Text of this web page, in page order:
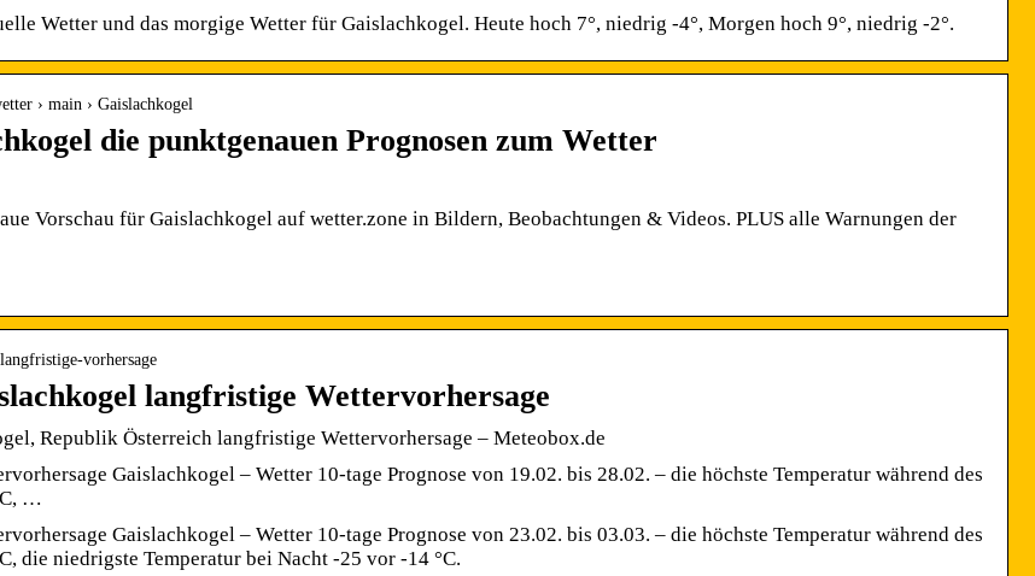
Wetter und das morgige Wetter für Gaislachkogel. Heute hoch 7°, niedrig -4°, Morgen hoch 9°, niedrig -2°.
› main › Gaislachkogel
die punktgenauen Prognosen zum Wetter
Vorschau für Gaislachkogel auf wetter.zone in Bildern, Beobachtungen & Videos. PLUS alle Warnungen der
vorhersage
langfristige Wettervorhersage
Republik Österreich langfristige Wettervorhersage – Meteobox.de
Gaislachkogel – Wetter 10-tage Prognose von 19.02. bis 28.02. – die höchste Temperatur während des
…
Gaislachkogel – Wetter 10-tage Prognose von 23.02. bis 03.03. – die höchste Temperatur während des
die niedrigste Temperatur bei Nacht -25 vor -14 °C.